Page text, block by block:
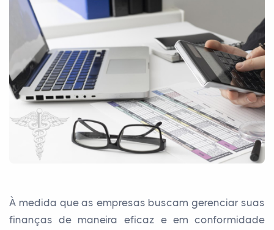
À medida que as empresas buscam gerenciar suas
finanças de maneira eficaz e em conformidade